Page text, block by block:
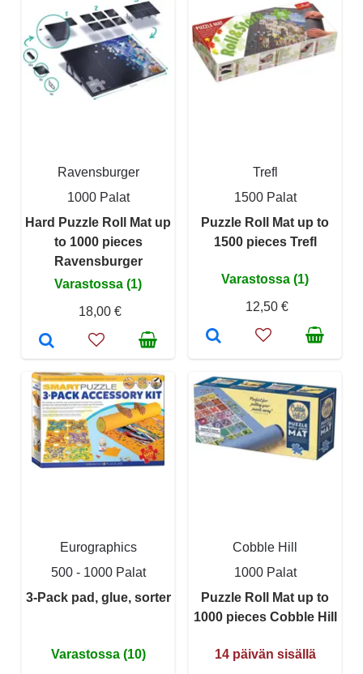
Ravensburger
1000 Palat
Hard Puzzle Roll Mat up
to 1000 pieces
Ravensburger
Varastossa (1)
18,00 €
Trefl
1500 Palat
Puzzle Roll Mat up to
1500 pieces Trefl
Varastossa (1)
12,50 €
Eurographics
500 - 1000 Palat
3-Pack pad, glue, sorter
Varastossa (10)
Cobble Hill
1000 Palat
Puzzle Roll Mat up to
1000 pieces Cobble Hill
14 päivän sisällä